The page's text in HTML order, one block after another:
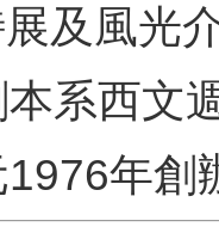
及風光
系西文
年創